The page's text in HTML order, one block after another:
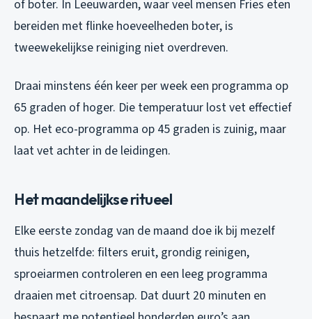
of boter. In Leeuwarden, waar veel mensen Fries eten
bereiden met flinke hoeveelheden boter, is
tweewekelijkse reiniging niet overdreven.
Draai minstens één keer per week een programma op
65 graden of hoger. Die temperatuur lost vet effectief
op. Het eco-programma op 45 graden is zuinig, maar
laat vet achter in de leidingen.
Het maandelijkse ritueel
Elke eerste zondag van de maand doe ik bij mezelf
thuis hetzelfde: filters eruit, grondig reinigen,
sproeiarmen controleren en een leeg programma
draaien met citroensap. Dat duurt 20 minuten en